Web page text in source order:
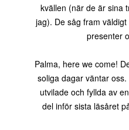
kvällen (när de är sina
jag). De såg fram
presenter
Palma, here we come!
soliga dagar väntar
utvilade och fyllda av
del inför sista läsåret